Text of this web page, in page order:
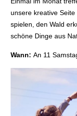
unsere kreative
spielen, den Wald
schöne Dinge aus
Wann:An 11